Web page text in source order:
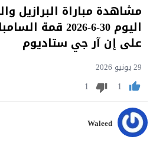
مشاهدة مباراة البرازيل
اليوم 30-6-2026
على إن آر جي ستاديوم
29 يونيو 2026
1
1
Waleed